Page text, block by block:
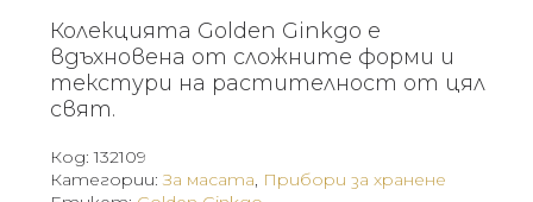
Колекцията Golden Ginkgo е
вдъхновена от сложните форми и
текстури на растителност от цял
свят.
Код:132109
Категории:За масата, Прибори за хранене